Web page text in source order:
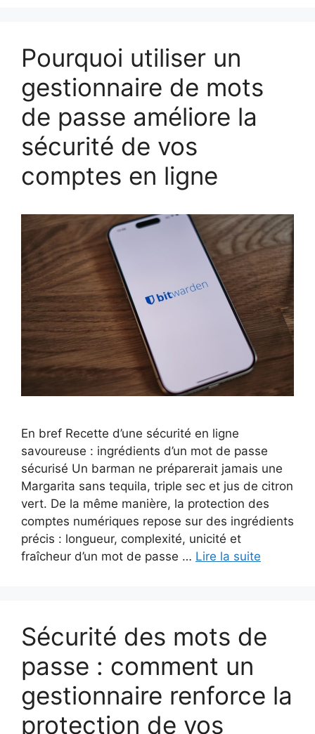
Pourquoi utiliser un
gestionnaire de mots
de passe améliore la
sécurité de vos
comptes en ligne
En bref Recette d’une sécurité en ligne
savoureuse : ingrédients d’un mot de passe
sécurisé Un barman ne préparerait jamais une
Margarita sans tequila, triple sec et jus de citron
vert. De la même manière, la protection des
comptes numériques repose sur des ingrédients
précis : longueur, complexité, unicité et
fraîcheur d’un mot de passe … Lire la suite
Sécurité des mots de
passe : comment un
gestionnaire renforce la
protection de vos